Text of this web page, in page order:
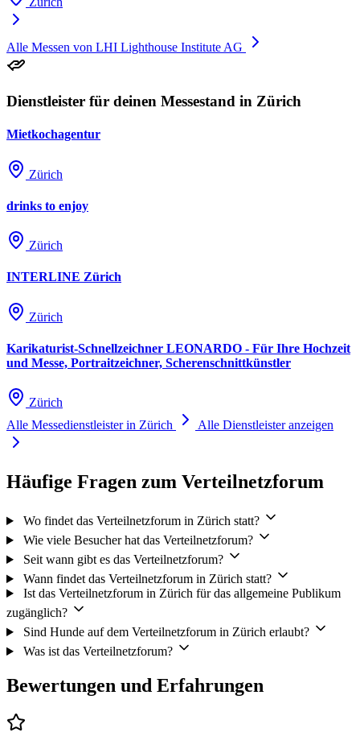
Alle Messen von LHI Lighthouse Institute AG
Dienstleister für deinen Messestand in Zürich
Mietkochagentur
Zürich
drinks to enjoy
Zürich
INTERLINE Zürich
Zürich
Karikaturist-Schnellzeichner LEONARDO - Für Ihre Hochzeit
und Messe, Portraitzeichner, Scherenschnittkünstler
Zürich
Alle Messedienstleister in Zürich
Alle Dienstleister anzeigen
Häufige Fragen zum Verteilnetzforum
Wo findet das Verteilnetzforum in Zürich statt?
Wie viele Besucher hat das Verteilnetzforum?
Seit wann gibt es das Verteilnetzforum?
Wann findet das Verteilnetzforum in Zürich statt?
Ist das Verteilnetzforum in Zürich für das allgemeine Publikum
zugänglich?
Sind Hunde auf dem Verteilnetzforum in Zürich erlaubt?
Was ist das Verteilnetzforum?
Bewertungen und Erfahrungen